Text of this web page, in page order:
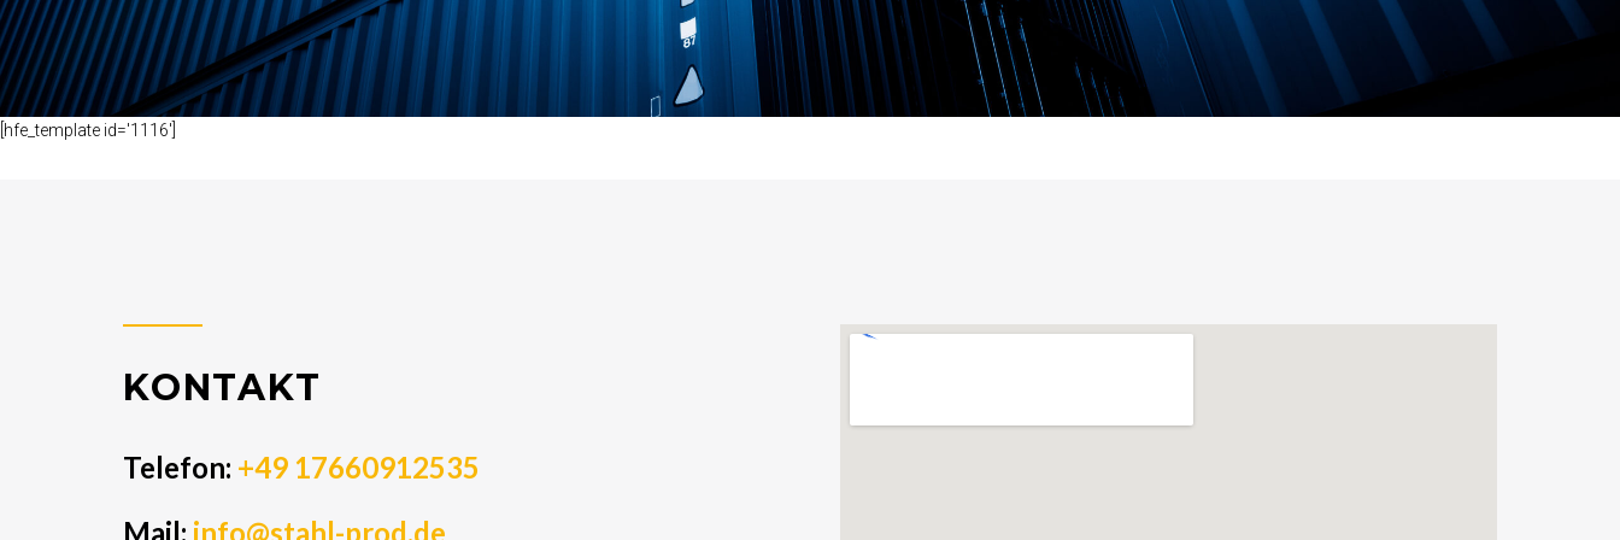
[hfe_template id='1116']
KONTAKT
Telefon: +49 17660912535
Mail: info@stahl-prod.de